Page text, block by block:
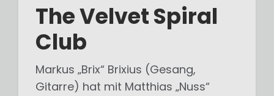
The Velvet Spiral
Club
Markus „Brix“ Brixius (Gesang,
Gitarre) hat mit Matthias „Nuss“